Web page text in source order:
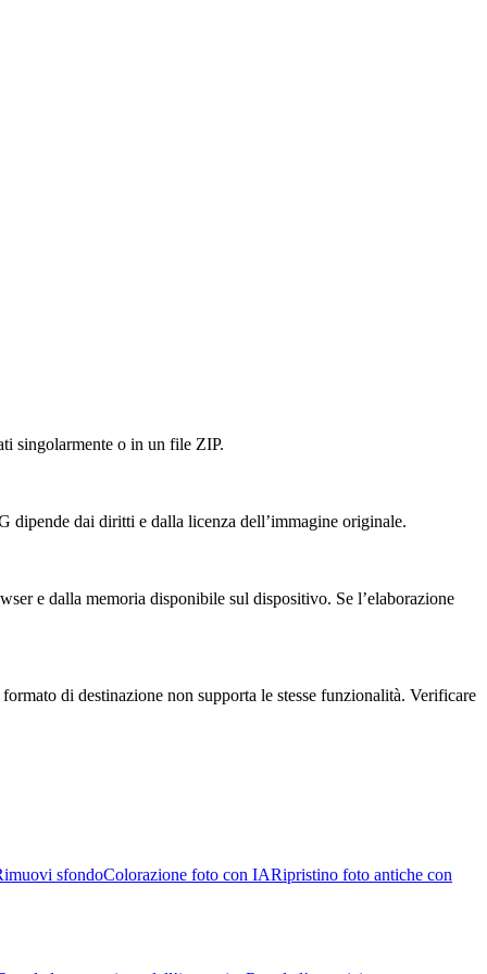
singolarmente o in un file ZIP.
dai diritti e dalla licenza dell’immagine originale.
e dalla memoria disponibile sul dispositivo. Se l’elaborazione
di destinazione non supporta le stesse funzionalità. Verificare
sfondoColorazione foto con IARipristino foto antiche con